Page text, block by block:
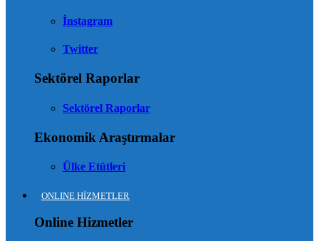
İnstagram
Twitter
Sektörel Raporlar
Sektörel Raporlar
Ekonomik Araştırmalar
Ülke Etütleri
ONLINE HİZMETLER
Online Hizmetler